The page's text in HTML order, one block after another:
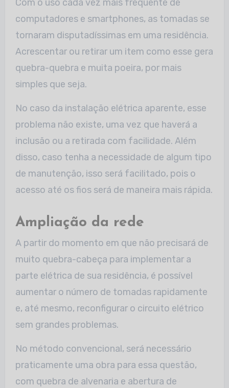
Com o uso cada vez mais frequente de
computadores e smartphones, as tomadas se
tornaram disputadíssimas em uma residência.
Acrescentar ou retirar um item como esse gera
quebra-quebra e muita poeira, por mais
simples que seja.
No caso da instalação elétrica aparente, esse
problema não existe, uma vez que haverá a
inclusão ou a retirada com facilidade. Além
disso, caso tenha a necessidade de algum tipo
de manutenção, isso será facilitado, pois o
acesso até os fios será de maneira mais rápida.
Ampliação da rede
A partir do momento em que não precisará de
muito quebra-cabeça para implementar a
parte elétrica de sua residência, é possível
aumentar o número de tomadas rapidamente
e, até mesmo, reconfigurar o circuito elétrico
sem grandes problemas.
No método convencional, será necessário
praticamente uma obra para essa questão,
com quebra de alvenaria e abertura de